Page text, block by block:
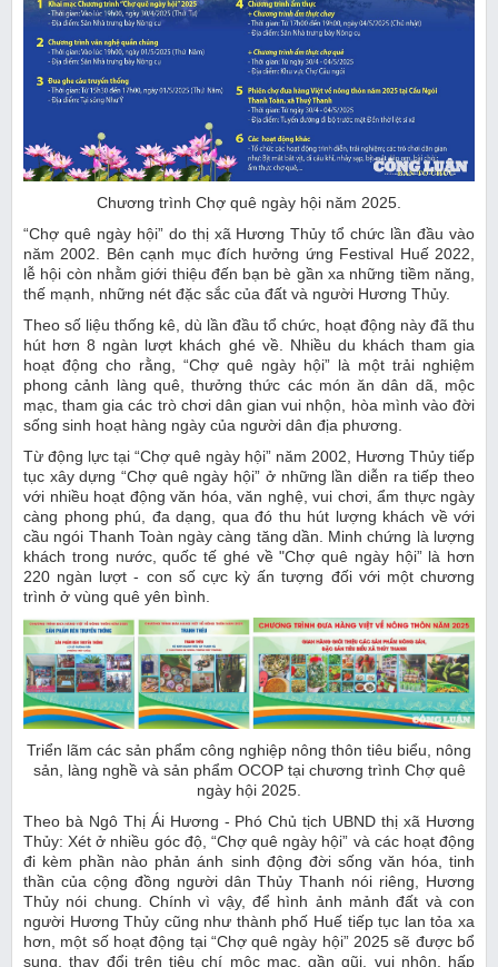
Chương trình Chợ quê ngày hội năm 2025.
“Chợ quê ngày hội” do thị xã Hương Thủy tổ chức lần đầu vào
năm 2002. Bên cạnh mục đích hưởng ứng Festival Huế 2022,
lễ hội còn nhằm giới thiệu đến bạn bè gần xa những tiềm năng,
thế mạnh, những nét đặc sắc của đất và người Hương Thủy.
Theo số liệu thống kê, dù lần đầu tổ chức, hoạt động này đã thu
hút hơn 8 ngàn lượt khách ghé về. Nhiều du khách tham gia
hoạt động cho rằng, “Chợ quê ngày hội” là một trải nghiệm
phong cảnh làng quê, thưởng thức các món ăn dân dã, mộc
mạc, tham gia các trò chơi dân gian vui nhộn, hòa mình vào đời
sống sinh hoạt hàng ngày của người dân địa phương.
Từ động lực tại “Chợ quê ngày hội” năm 2002, Hương Thủy tiếp
tục xây dựng “Chợ quê ngày hội” ở những lần diễn ra tiếp theo
với nhiều hoạt động văn hóa, văn nghệ, vui chơi, ẩm thực ngày
càng phong phú, đa dạng, qua đó thu hút lượng khách về với
cầu ngói Thanh Toàn ngày càng tăng dần. Minh chứng là lượng
khách trong nước, quốc tế ghé về "Chợ quê ngày hội” là hơn
220 ngàn lượt - con số cực kỳ ấn tượng đối với một chương
trình ở vùng quê yên bình.
Triển lãm các sản phẩm công nghiệp nông thôn tiêu biểu, nông
sản, làng nghề và sản phẩm OCOP tại chương trình Chợ quê
ngày hội 2025.
Theo bà Ngô Thị Ái Hương - Phó Chủ tịch UBND thị xã Hương
Thủy: Xét ở nhiều góc độ, “Chợ quê ngày hội” và các hoạt động
đi kèm phần nào phản ánh sinh động đời sống văn hóa, tinh
thần của cộng đồng người dân Thủy Thanh nói riêng, Hương
Thủy nói chung. Chính vì vậy, để hình ảnh mảnh đất và con
người Hương Thủy cũng như thành phố Huế tiếp tục lan tỏa xa
hơn, một số hoạt động tại “Chợ quê ngày hội” 2025 sẽ được bổ
sung, thay đổi trên tiêu chí mộc mạc, gần gũi, vui nhộn, hấp